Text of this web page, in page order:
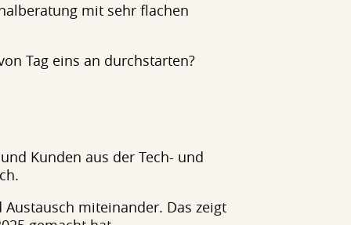
mit sehr flachen
Tag eins an durchstarten?
Kunden aus der Tech- und
miteinander. Das zeigt